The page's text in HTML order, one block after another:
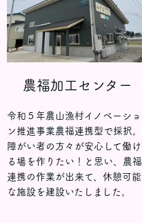
農福加工センター
令和５年農山漁村イノベーショ
ン推進事業農福連携型で採択。
障がい者の方々が安心して働け
る場を作りたい！と思い、農福
連携の作業が出来て、休憩可能
な施設を建設いたしました。